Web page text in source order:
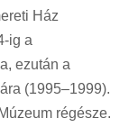
Ház
ig a
ezután a
(1995–1999).
régésze.